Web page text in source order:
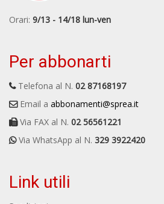
Orari: 9/13 - 14/18 lun-ven
Per abbonarti
Telefona al N. 02 87168197
Email a abbonamenti@sprea.it
Via FAX al N. 02 56561221
Via WhatsApp al N. 329 3922420
Link utili